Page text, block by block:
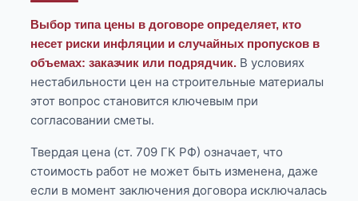
Выбор типа цены в договоре определяет, кто
несет риски инфляции и случайных пропусков в
объемах: заказчик или подрядчик. В условиях
нестабильности цен на строительные материалы
этот вопрос становится ключевым при
согласовании сметы.
Твердая цена (ст. 709 ГК РФ) означает, что
стоимость работ не может быть изменена, даже
если в момент заключения договора исключалась